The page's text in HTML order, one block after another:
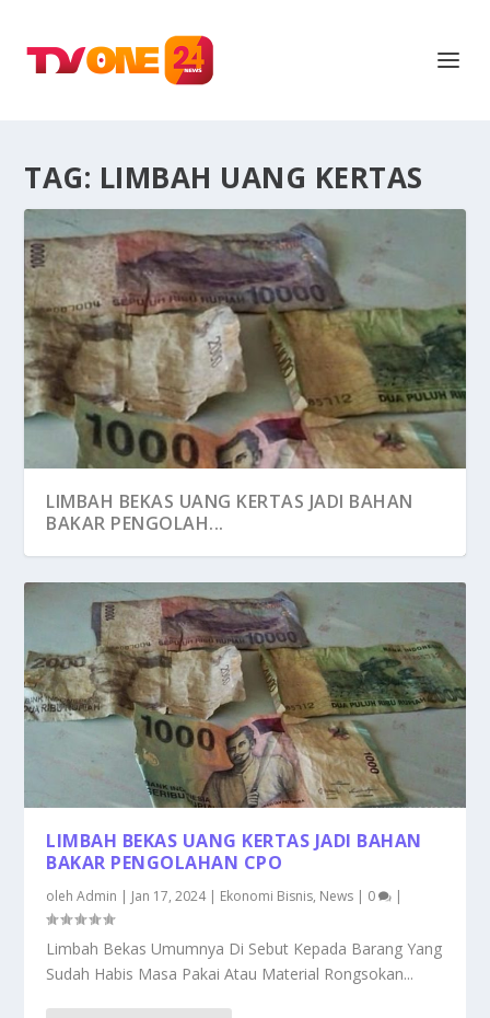
TAG: LIMBAH UANG KERTAS
LIMBAH BEKAS UANG KERTAS JADI BAHAN
BAKAR PENGOLAH...
LIMBAH BEKAS UANG KERTAS JADI BAHAN
BAKAR PENGOLAHAN CPO
olehAdmin | Jan 17, 2024| Ekonomi Bisnis, News | 0 |
Limbah Bekas Umumnya Di Sebut Kepada Barang Yang
Sudah Habis Masa Pakai Atau Material Rongsokan...